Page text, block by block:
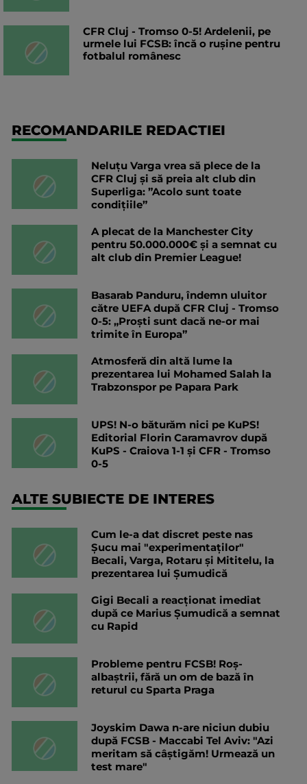
CFR Cluj - Tromso 0-5! Ardelenii, pe
urmele lui FCSB: încă o rușine pentru
fotbalul românesc
RECOMANDARILE REDACTIEI
Neluțu Varga vrea să plece de la
CFR Cluj și să preia alt club din
Superliga: ”Acolo sunt toate
condițiile”
A plecat de la Manchester City
pentru 50.000.000€ și a semnat cu
alt club din Premier League!
Basarab Panduru, îndemn uluitor
către UEFA după CFR Cluj - Tromso
0-5: „Proști sunt dacă ne-or mai
trimite în Europa”
Atmosferă din altă lume la
prezentarea lui Mohamed Salah la
Trabzonspor pe Papara Park
UPS! N-o băturăm nici pe KuPS!
Editorial Florin Caramavrov după
KuPS - Craiova 1-1 și CFR - Tromso
0-5
ALTE SUBIECTE DE INTERES
Cum le-a dat discret peste nas
Șucu mai "experimentaților"
Becali, Varga, Rotaru și Mititelu, la
prezentarea lui Șumudică
Gigi Becali a reacționat imediat
după ce Marius Șumudică a semnat
cu Rapid
Probleme pentru FCSB! Roș-
albaștrii, fără un om de bază în
returul cu Sparta Praga
Joyskim Dawa n-are niciun dubiu
după FCSB - Maccabi Tel Aviv: "Azi
meritam să câștigăm! Urmează un
test mare"